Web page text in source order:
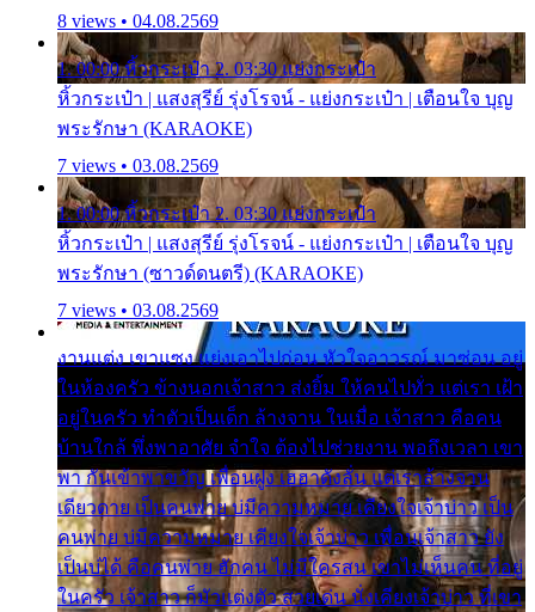
8 views • 04.08.2569
1. 00:00 หิ้วกระเป๋า 2. 03:30 แย่งกระเป๋า
หิ้วกระเป๋า | แสงสุรีย์ รุ่งโรจน์ - แย่งกระเป๋า | เตือนใจ บุญ
พระรักษา (KARAOKE)
7 views • 03.08.2569
1. 00:00 หิ้วกระเป๋า 2. 03:30 แย่งกระเป๋า
หิ้วกระเป๋า | แสงสุรีย์ รุ่งโรจน์ - แย่งกระเป๋า | เตือนใจ บุญ
พระรักษา (ซาวด์ดนตรี) (KARAOKE)
7 views • 03.08.2569
งานแต่ง เขาแซง แย่งเอาไปก่อน หัวใจอาวรณ์ มาซ่อน อยู่
ในห้องครัว ข้างนอกเจ้าสาว ส่งยิ้ม ให้คนไปทั่ว แต่เรา เฝ้า
อยู่ในครัว ทำตัวเป็นเด็ก ล้างจาน ในเมื่อ เจ้าสาว คือคน
บ้านใกล้ พึ่งพาอาศัย จำใจ ต้องไปช่วยงาน พอถึงเวลา เขา
พา กันเข้าพาขวัญ เพื่อนฝูง เฮฮาดังลั่น แต่เราล้างจาน
เดียวดาย เป็นคนพ่าย บ่มีความหมาย เคียงใจเจ้าบ่าว เป็น
คนพ่าย บ่มีความหมาย เคียงใจเจ้าบ่าว เพื่อนเจ้าสาว ยัง
เป็นบ่ได้ คือคนพ่าย ฮักคน ไม่มีใครสน เขาไม่เห็นคน ที่อยู่
ในครัว เจ้าสาว ก็มัวแต่งตัว สวยเด่น นั่งเคียงเจ้าบ่าว ที่เขา